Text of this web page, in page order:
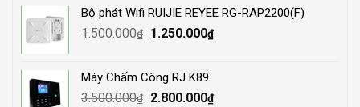
Bộ phát Wifi RUIJIE REYEE RG-RAP2200(F)
1.500.000₫
Original
1.500.000₫.
1.250.000₫Current
Máy Chấm Công RJ K89
3.500.000₫
Original
2.800.000₫Current